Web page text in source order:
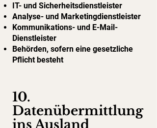
IT- und Sicherheitsdienstleister
Analyse- und Marketingdienstleister
Kommunikations- und E-Mail-
Dienstleister
Behörden, sofern eine gesetzliche
Pflicht besteht
10.
Datenübermittlung
ins Ausland